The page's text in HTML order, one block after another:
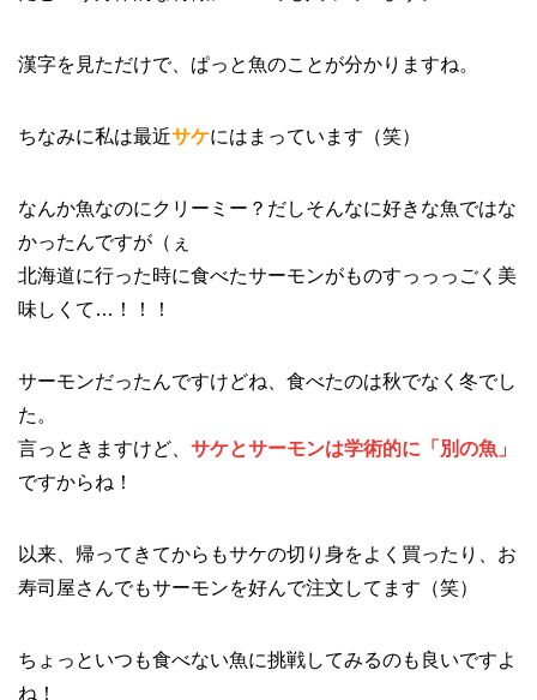
漢字を見ただけで、ぱっと魚のことが分かりますね。
ちなみに私は最近サケにはまっています（笑）
なんか魚なのにクリーミー？だしそんなに好きな魚ではな
かったんですが（ぇ
北海道に行った時に食べたサーモンがものすっっっごく美
味しくて…！！！
サーモンだったんですけどね、食べたのは秋でなく冬でし
た。
言っときますけど、 サケとサーモンは学術的に「別の魚」
ですからね！
以来、帰ってきてからもサケの切り身をよく買ったり、お
寿司屋さんでもサーモンを好んで注文してます（笑）
ちょっといつも食べない魚に挑戦してみるのも良いですよ
ね！